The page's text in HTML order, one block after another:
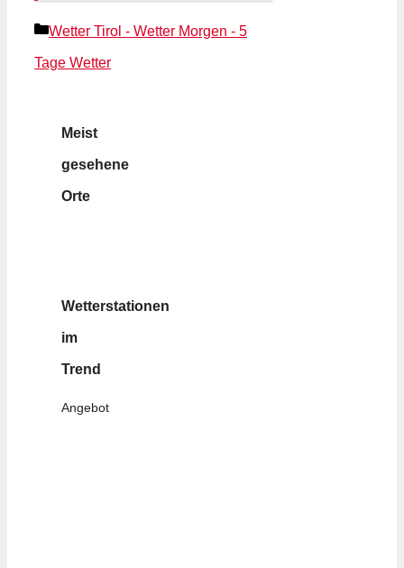
Kategorien
Wetter Tirol - Wetter Morgen - 5
Tage Wetter
Meist
gesehene
Orte
Wetterstationen
im
Trend
Angebot